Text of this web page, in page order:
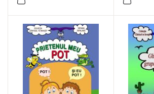
Tatiana Tapalaga